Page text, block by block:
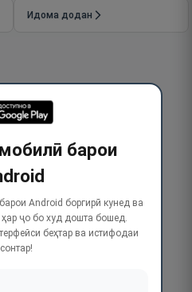
Идома додан
барои
Android боргирӣ кунед ва
ҷо бо худ дошта бошед.
беҳтар ва истифодаи